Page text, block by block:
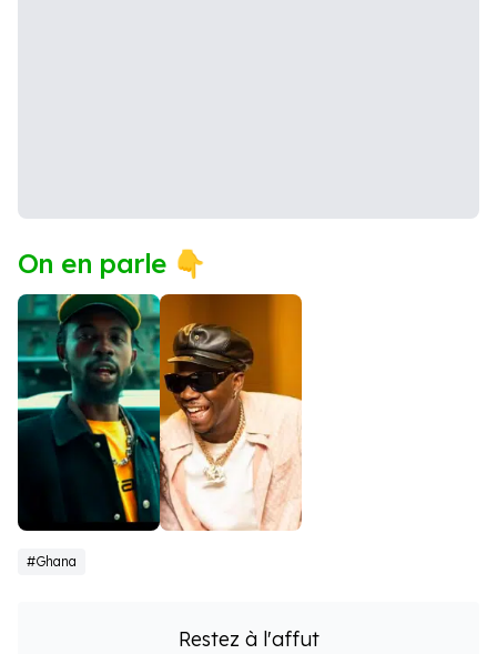
On en parle 👇
Black Sherif
#Ghana
Restez à l'affut